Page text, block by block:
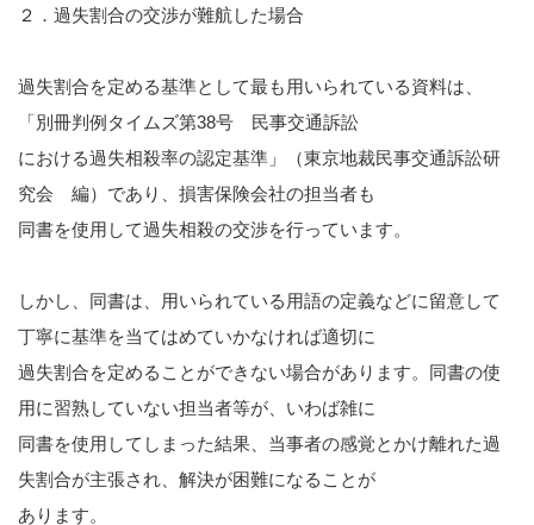
２．過失割合の交渉が難航した場合
過失割合を定める基準として最も用いられている資料は、
「別冊判例タイムズ第38号 民事交通訴訟
における過失相殺率の認定基準」（東京地裁民事交通訴訟研
究会 編）であり、損害保険会社の担当者も
同書を使用して過失相殺の交渉を行っています。
しかし、同書は、用いられている用語の定義などに留意して
丁寧に基準を当てはめていかなければ適切に
過失割合を定めることができない場合があります。同書の使
用に習熟していない担当者等が、いわば雑に
同書を使用してしまった結果、当事者の感覚とかけ離れた過
失割合が主張され、解決が困難になることが
あります。
持田 光則
戸田 智彦
小林 光明
川村 圭輔
川窪 勇介
ブログ